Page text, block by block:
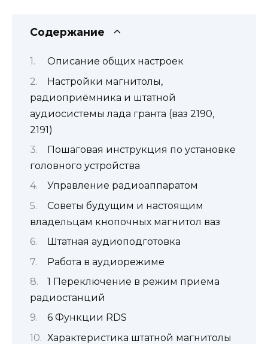
Содержание
Описание общих настроек
Настройки магнитолы,
радиоприёмника и штатной
аудиосистемы лада гранта (ваз 2190,
2191)
Пошаговая инструкция по установке
головного устройства
Управление радиоаппаратом
Советы будущим и настоящим
владельцам кнопочных магнитол ваз
Штатная аудиоподготовка
Работа в аудиорежиме
1 Переключение в режим приема
радиостанций
6 Функции RDS
Характеристика штатной магнитолы